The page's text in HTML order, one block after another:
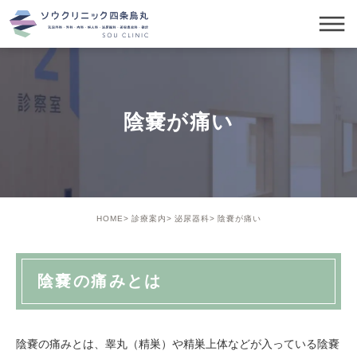
陰嚢が痛い
HOME 診療案内 泌尿器科 陰嚢が痛い
陰嚢の痛みとは
陰嚢の痛みとは、睾丸（精巣）や精巣上体などが入っている陰嚢